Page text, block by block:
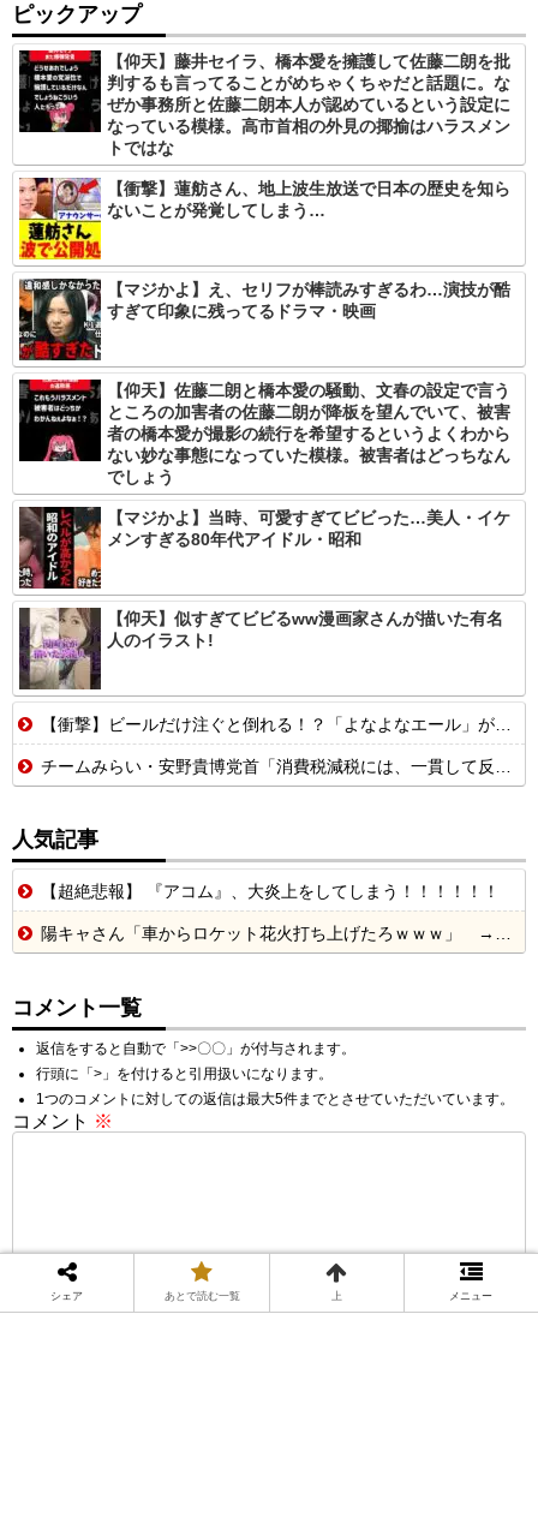
ピックアップ
【仰天】藤井セイラ、橋本愛を擁護して佐藤二朗を批
判するも言ってることがめちゃくちゃだと話題に。な
ぜか事務所と佐藤二朗本人が認めているという設定に
なっている模様。高市首相の外見の揶揄はハラスメン
トではな
【衝撃】蓮舫さん、地上波生放送で日本の歴史を知ら
ないことが発覚してしまう…
【マジかよ】え、セリフが棒読みすぎるわ…演技が酷
すぎて印象に残ってるドラマ・映画
【仰天】佐藤二朗と橋本愛の騒動、文春の設定で言う
ところの加害者の佐藤二朗が降板を望んでいて、被害
者の橋本愛が撮影の続行を希望するというよくわから
ない妙な事態になっていた模様。被害者はどっちなん
でしょう
【マジかよ】当時、可愛すぎてビビった…美人・イケ
メンすぎる80年代アイドル・昭和
【仰天】似すぎてビビるww漫画家さんが描いた有名
人のイラスト!
【衝撃】ビールだけ注ぐと倒れる！？「よなよなエール」がまさかのU字グラスを発売ｗｗｗ
チームみらい・安野貴博党首「消費税減税には、一貫して反対してきました」 説明に反響
人気記事
【超絶悲報】 『アコム』、大炎上をしてしまう！！！！！！
陽キャさん「車からロケット花火打ち上げたろｗｗｗ」 → サンルーフが閉まっていて無事車内に発射
コメント一覧
返信をすると自動で「>>〇〇」が付与されます。
行頭に「>」を付けると引用扱いになります。
1つのコメントに対しての返信は最大5件までとさせていただいています。
コメント ※
シェア あとで読む一覧 上 メニュー